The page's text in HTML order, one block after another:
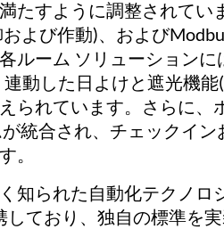
たすように調整されてい
よび作動)、および
ルーム ソリューション
動した日よけと遮光機
られています。さらに
統合され、チェックイ
。
知られた自動化テクノロ
しており、独自の標準を